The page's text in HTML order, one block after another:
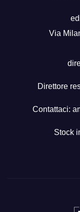
Via
Direttore
Contattaci:
Stock